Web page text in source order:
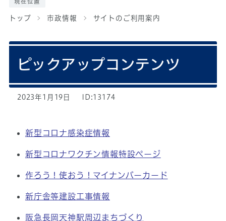
現在位置
トップ 市政情報 サイトのご利用案内
ピックアップコンテンツ
2023年1月19日 ID:13174
新型コロナ感染症情報
新型コロナワクチン情報特設ページ
作ろう！使おう！マイナンバーカード
新庁舎等建設工事情報
阪急長岡天神駅周辺まちづくり